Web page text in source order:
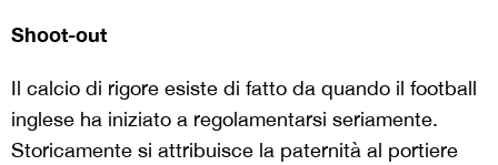
Shoot-out
Il calcio di rigore esiste di fatto da quando il football
inglese ha iniziato a regolamentarsi seriamente.
Storicamente si attribuisce la paternità al portiere